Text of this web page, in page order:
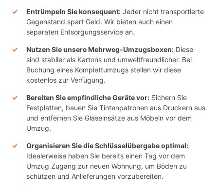
Entrümpeln Sie konsequent: Jeder nicht transportierte
Gegenstand spart Geld. Wir bieten auch einen
separaten Entsorgungsservice an.
Nutzen Sie unsere Mehrweg-Umzugsboxen: Diese
sind stabiler als Kartons und umweltfreundlicher. Bei
Buchung eines Komplettumzugs stellen wir diese
kostenlos zur Verfügung.
Bereiten Sie empfindliche Geräte vor: Sichern Sie
Festplatten, bauen Sie Tintenpatronen aus Druckern aus
und entfernen Sie Glaseinsätze aus Möbeln vor dem
Umzug.
Organisieren Sie die Schlüsselübergabe optimal:
Idealerweise haben Sie bereits einen Tag vor dem
Umzug Zugang zur neuen Wohnung, um Böden zu
schützen und Anlieferungen vorzubereiten.